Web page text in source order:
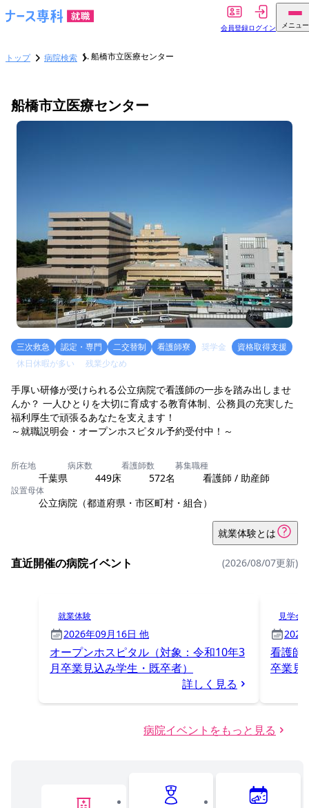
会員登録ログイン メニュー
トップ 病院検索 船橋市立医療センター
船橋市立医療センター
三次救急 認定・専門 二交替制 看護師寮 奨学金
資格取得支援
休日休暇が多い
残業少なめ
手厚い研修が受けられる公立病院で看護師の一歩を踏み出しませ
んか？ 一人ひとりを大切に育成する教育体制、公務員の充実した
福利厚生で頑張るあなたを支えます！
～就職説明会・オープンホスピタル予約受付中！～
所在地
千葉県
病床数
449床
看護師数
572名
募集職種
看護師 / 助産師
設置母体
公立病院（都道府県・市区町村・組合）
就業体験とは
直近開催の病院イベント (2026/08/07更新)
就業体験
2026年09月16日 他
オープンホスピタル（対象：令和10年3
月卒業見込み学生・既卒者）
詳しく見る
見学会
2026
看護師
卒業見
病院イベントをもっと見る